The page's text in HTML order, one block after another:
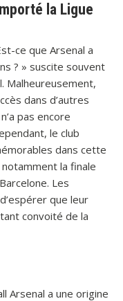
la Ligue
ce que Arsenal a
? » suscite souvent
Malheureusement,
dans d’autres
pas encore
le club
dans cette
la finale
Les
que leur
convoité de la
Arsenal a une origine